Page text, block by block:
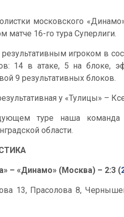
московского
матче 16-го тура Суперлиги.
игроком в
14 в атаке, 5 на блоке,
9 результативных блоков.
у «Тулицы» –
туре наша команда
области.
– «Динамо» (Москва) – 2:3 (
13, Прасолова 8,